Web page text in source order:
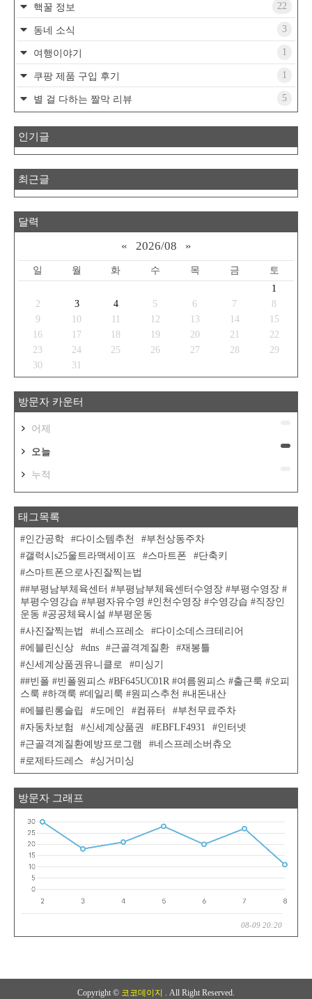
핵꿀 정보 22
동네 소식 3
여행이야기 1
쿠팡 제품 구입 후기 1
별 걸 다하는 짤막 리뷰 5
인기글
최근글
달력
« 2026/08 »
일 월 화 수 목 금
토
1
2
3 4 5 6 7
8
9
10 11 12 13 14
15
16
17 18 19 20 21
22
23
24 25 26 27 28
29
30
31
방문자 카운터
어제
오늘
누적
태그목록
인간공학 다이소템추천
부천상동주차
갤럭시s25울트라맥세이프
스마트폰
단축키
스마트폰으로사진잘찍는법
#부평남부체육센터 #부평남부체육센터수영장 #부평수영장 #
부평수영강습 #부평자유수영 #인천수영장 #수영강습 #직장인
운동 #공공체육시설 #부평운동
사진잘찍는법
네스프레소
다이소데스크테리어
에블린신상
dns 근골격계질환
재봉틀
신세계상품권유니클로
미싱기
#빈폴 #빈폴원피스 #BF645UC01R #여름원피스 #출근룩 #오피
스룩 #하객룩 #데일리룩 #원피스추천 #내돈내산
에블린롱슬립
도메인 컴퓨터
부천무료주차
자동차보험
신세계상품권 EBFLF4931
인터넷
근골격계질환예방프로그램
네스프레소버츄오
로제타드레스
싱거미싱
방문자 그래프
08-09 20:20
Copyright © 코코데이지 . All Right Reserved.